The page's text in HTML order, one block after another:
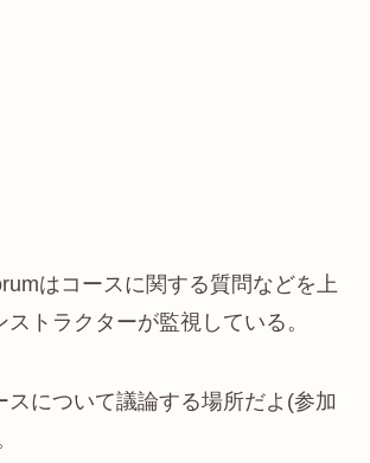
はコースに関する質問などを上
トラクターが監視している。
スについて議論する場所だよ(参加